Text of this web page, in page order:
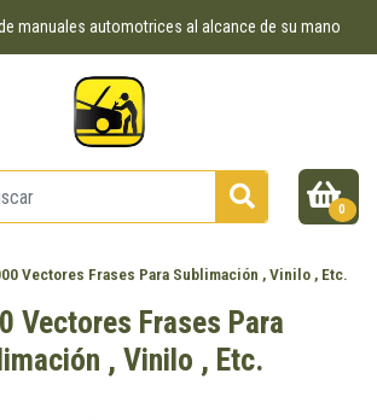
de manuales automotrices al alcance de su mano
0
Vectores Frases Para Sublimación , Vinilo , Etc.
Vectores Frases Para
, Vinilo , Etc.